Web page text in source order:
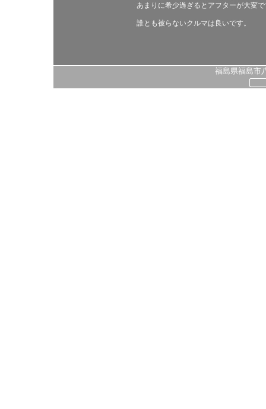
あまりに希少過ぎるとアフターが大変
誰とも被らないクルマは良いです。
福島県福島市